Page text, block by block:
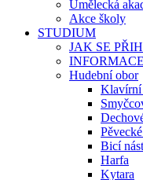
Umělecká
Akce školy
STUDIUM
JAK SE
Hudební obor
Klavírní
Bicí
Harfa
Kytara